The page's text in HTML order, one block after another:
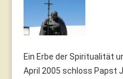
Ein Erbe der Spiritualität
April 2005 schloss Papst